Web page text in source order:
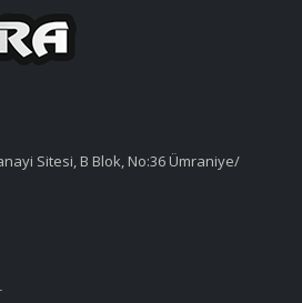
Sitesi, B Blok, No:36 Ümraniye/